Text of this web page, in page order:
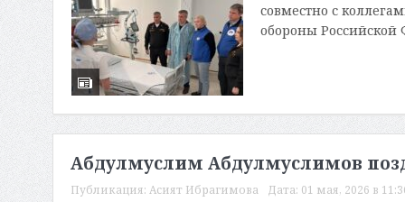
совместно с
обороны
Абдулмуслим Абдулмуслимов
Публикация:Асият Ибрагимова Дата: 01 мая, 2026 в